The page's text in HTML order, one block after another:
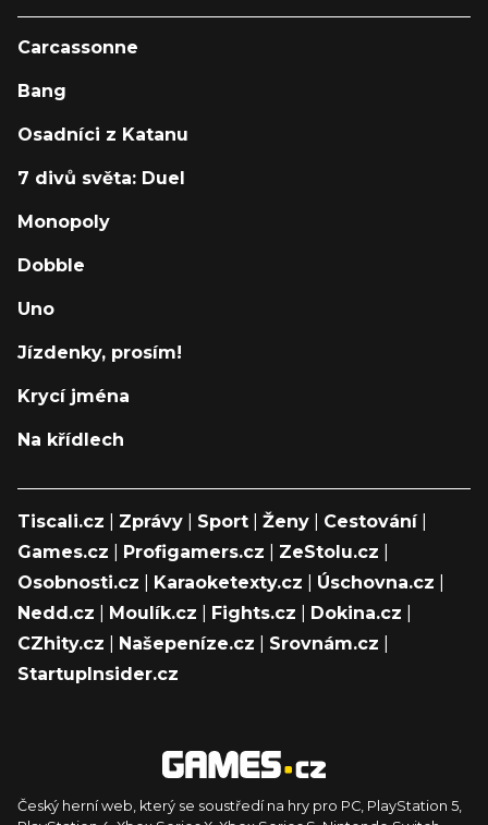
Carcassonne
Bang
Osadníci z Katanu
7 divů světa: Duel
Monopoly
Dobble
Uno
Jízdenky, prosím!
Krycí jména
Na křídlech
Tiscali.cz Zprávy Sport Ženy Cestování|
Games.cz
Profigamers.cz ZeStolu.cz
Osobnosti.cz
Karaoketexty.cz Úschovna.cz
Nedd.cz
Moulík.cz Fights.cz Dokina.cz
CZhity.cz
Našepeníze.cz Srovnám.cz
StartupInsider.cz
Český herní web, který se soustředí na hry pro PC, PlayStation 5,